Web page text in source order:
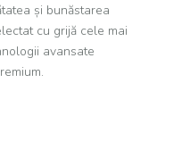
și bunăstarea
cu grijă cele mai
avansate